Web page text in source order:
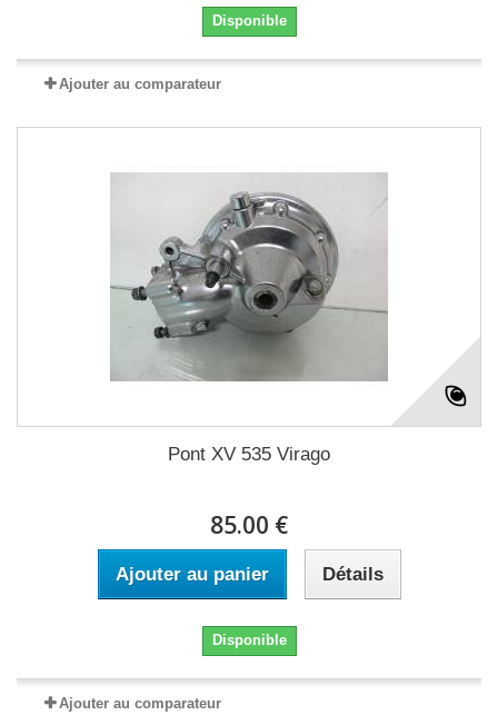
Disponible
Ajouter au comparateur
Pont XV 535 Virago
85.00 €
Ajouter au panier Détails
Disponible
Ajouter au comparateur